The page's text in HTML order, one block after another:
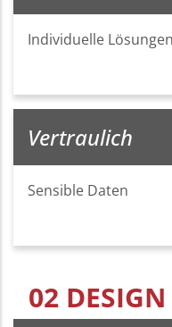
Individuelle Lösungen
Vertraulich
Sensible Daten
02